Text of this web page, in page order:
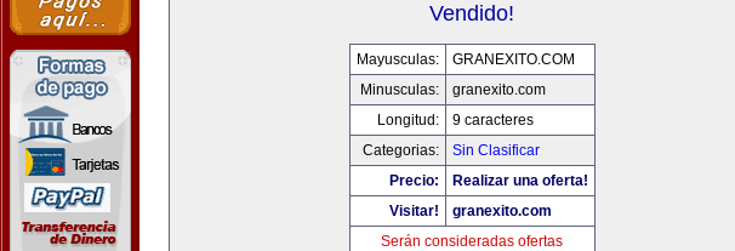
Vendido!
Mayusculas:
GRANEXITO.COM
Minusculas:
granexito.com
Longitud:
9 caracteres
Categorias:
Sin Clasificar
Precio:
Realizar una oferta!
Visitar!
granexito.com
Serán consideradas ofertas